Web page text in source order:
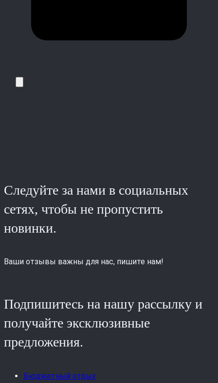
Следуйте за нами в социальных
сетях, чтобы не пропустить
новинки.
Ваши отзывы важны для нас, пишите нам!
Подпишитесь на нашу рассылку и
получайте эксклюзивные
предложения.
Бюджетный отдых